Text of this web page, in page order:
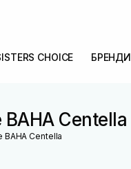
CHOICE БРЕНДИ
BAHA Centella
BAHA Centella